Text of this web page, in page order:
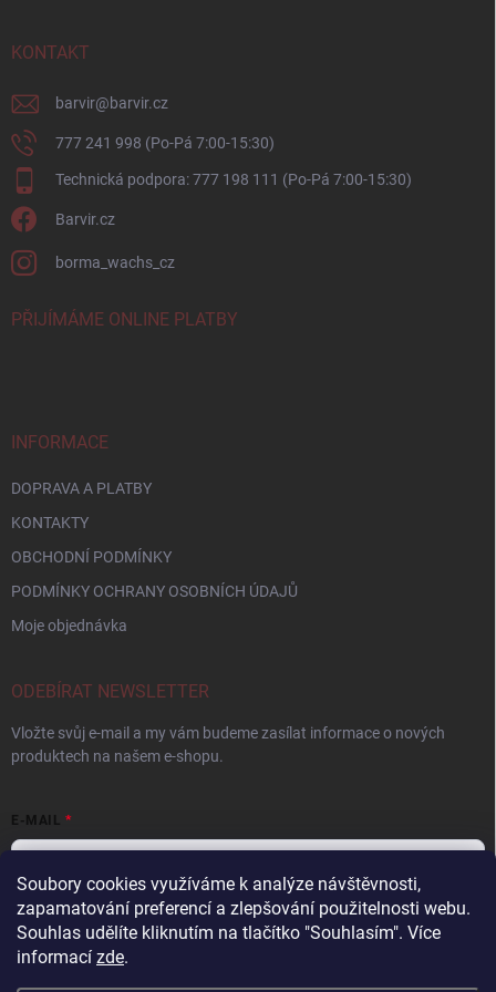
Soubory cookies využíváme k analýze návštěvnosti,
zapamatování preferencí a zlepšování použitelnosti webu.
Souhlas udělíte kliknutím na tlačítko "Souhlasím". Více
informací zde.
KONTAKT
barvir@barvir.cz
777 241 998 (Po-Pá 7:00-15:30)
Technická podpora: 777 198 111 (Po-Pá 7:00-15:30)
Barvir.cz
borma_wachs_cz
PŘIJÍMÁME ONLINE PLATBY
INFORMACE
DOPRAVA A PLATBY
KONTAKTY
OBCHODNÍ PODMÍNKY
PODMÍNKY OCHRANY OSOBNÍCH ÚDAJŮ
Moje objednávka
ODEBÍRAT NEWSLETTER
Vložte svůj e-mail a my vám budeme zasílat informace o nových
produktech na našem e-shopu.
E-MAIL
Vložením e-mailu souhlasíte s podmínkami ochrany osobních údajů
Přihlásit se